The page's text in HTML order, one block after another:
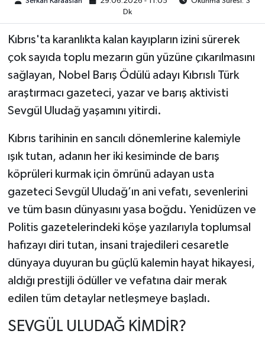
Dk
Kıbrıs'ta karanlıkta kalan kayıpların izini sürerek
çok sayıda toplu mezarın gün yüzüne çıkarılmasını
sağlayan, Nobel Barış Ödülü adayı Kıbrıslı Türk
araştırmacı gazeteci, yazar ve barış aktivisti
Sevgül Uludağ yaşamını yitirdi.
Kıbrıs tarihinin en sancılı dönemlerine kalemiyle
ışık tutan, adanın her iki kesiminde de barış
köprüleri kurmak için ömrünü adayan usta
gazeteci Sevgül Uludağ’ın ani vefatı, sevenlerini
ve tüm basın dünyasını yasa boğdu. Yenidüzen ve
Politis gazetelerindeki köşe yazılarıyla toplumsal
hafızayı diri tutan, insani trajedileri cesaretle
dünyaya duyuran bu güçlü kalemin hayat hikayesi,
aldığı prestijli ödüller ve vefatına dair merak
edilen tüm detaylar netleşmeye başladı.
SEVGÜL ULUDAĞ KİMDİR?
OTOMOTİV
TEKNOLOJİ
YAŞAM
KÜLTÜR SANAT